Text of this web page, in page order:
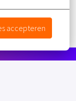
accepteren